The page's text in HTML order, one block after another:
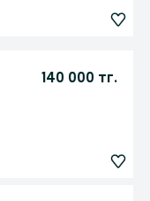
140 000 тг.